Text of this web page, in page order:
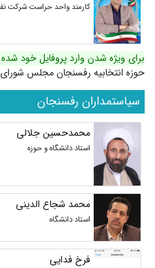
کارمند واحد حراست شرکت
برای ویژه شدن وارد پروفایل خود
حوزه انتخابیه رفسنجان مجلس
سیاستمداران رفسنجان
محمدحسین جلالی
استاد دانشگاه و حوزه
محمد شجاع الدینی
استاد دانشگاه
فرخ فدایی